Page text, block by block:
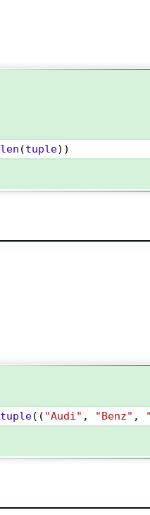
len (tuple))
tuple(( "Audi" , "Benz" ,